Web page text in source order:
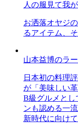
人の服見て我
お洒落オヤジ
るアイテム、
山本益博のラ
日本初の料理
が「美味しい
B級グルメとし
ンも認める一
新時代に向け